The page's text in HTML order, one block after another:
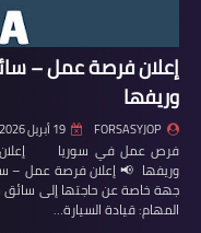
إعلان فرصة عمل –
وريفها
FORSASYJOP 19 أبريل 2026
فرص عمل في سوريا إعلان
وريفها 📢 إعلان فرصة عمل –
جهة خاصة عن حاجتها إلى
المهام: قيادة السيارة…